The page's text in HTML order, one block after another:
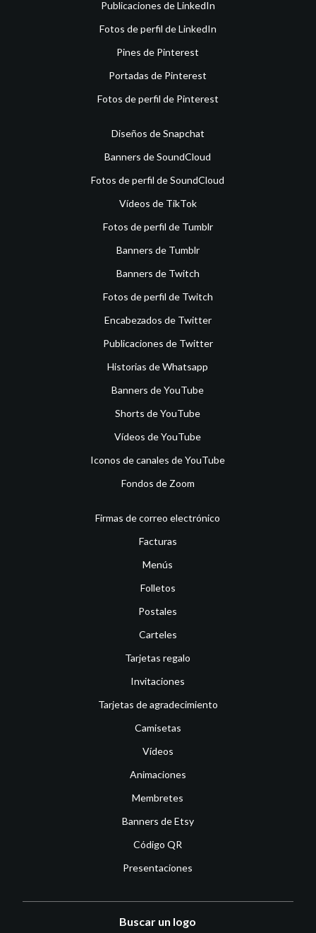
Publicaciones de LinkedIn
Fotos de perfil de LinkedIn
Pines de Pinterest
Portadas de Pinterest
Fotos de perfil de Pinterest
Diseños de Snapchat
Banners de SoundCloud
Fotos de perfil de SoundCloud
Vídeos de TikTok
Fotos de perfil de Tumblr
Banners de Tumblr
Banners de Twitch
Fotos de perfil de Twitch
Encabezados de Twitter
Publicaciones de Twitter
Historias de Whatsapp
Banners de YouTube
Shorts de YouTube
Vídeos de YouTube
Iconos de canales de YouTube
Fondos de Zoom
Firmas de correo electrónico
Facturas
Menús
Folletos
Postales
Carteles
Tarjetas regalo
Invitaciones
Tarjetas de agradecimiento
Camisetas
Vídeos
Animaciones
Membretes
Banners de Etsy
Código QR
Presentaciones
Buscar un logo